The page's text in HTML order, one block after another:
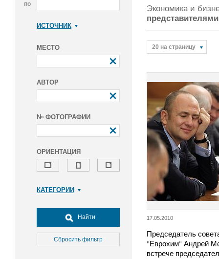
по
ИСТОЧНИК
МЕСТО
АВТОР
№ ФОТОГРАФИИ
ОРИЕНТАЦИЯ
КАТЕГОРИИ
Досуг, туризм и отдых
Культура
Медицина
Найти
Сбросить фильтр
Экономика и
20 на страницу
17.05.2010
Председатель
"Еврохим" Андрей
встрече